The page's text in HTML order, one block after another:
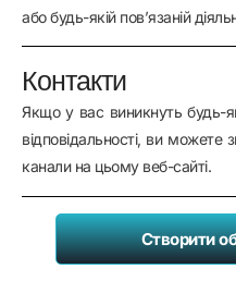
або будь-якій пов’язаній
Контакти
Якщо у вас виникнуть будь-
відповідальності, ви можете
канали на цьому веб-сайті.
Створити